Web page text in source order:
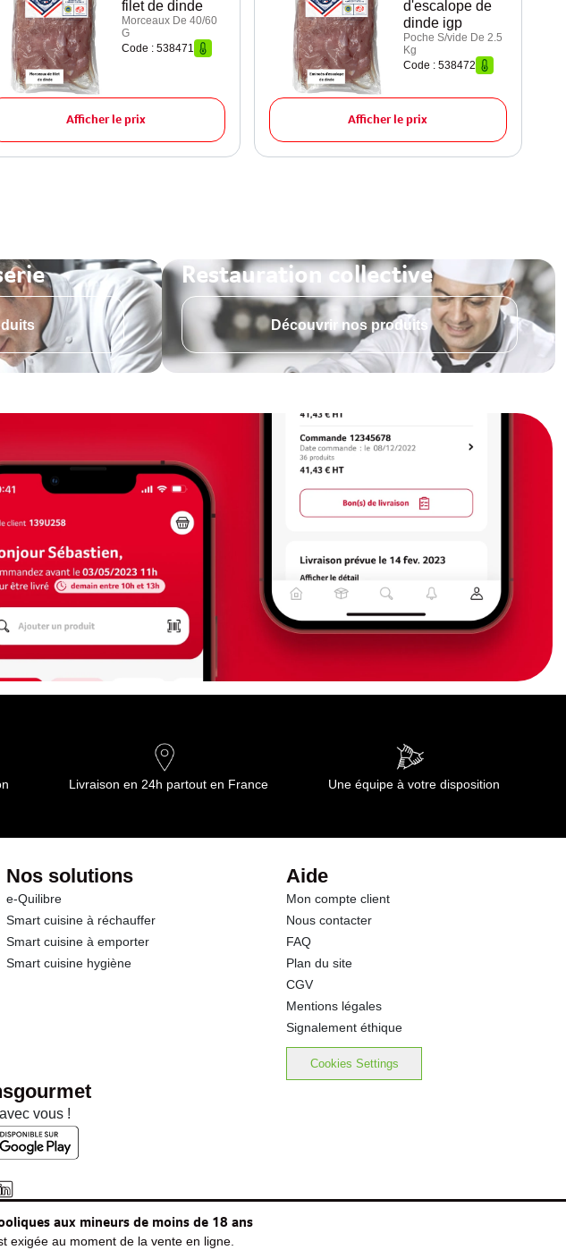
filet de dinde
Morceaux De 40/60
G
Code : 538471
Afficher le prix
d'escalope de
dinde igp
Poche S/vide De 2.5
Kg
Code : 538472
Afficher le prix
Restauration collective
Découvrir nos produits
Livraison en 24h partout en France Une équipe à votre disposition
Nos solutions
e-Quilibre
Smart cuisine à réchauffer
Smart cuisine à emporter
Smart cuisine hygiène
Aide
Mon compte client
Nous contacter
FAQ
Plan du site
CGV
Mentions légales
Signalement éthique
Cookies Settings
vous !
aux mineurs de moins de 18 ans
exigée au moment de la vente en ligne.